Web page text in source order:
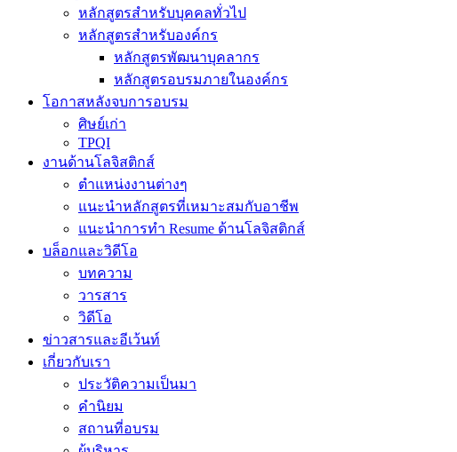
หลักสูตรสำหรับบุคคลทั่วไป
หลักสูตรสำหรับองค์กร
หลักสูตรพัฒนาบุคลากร
หลักสูตรอบรมภายในองค์กร
โอกาสหลังจบการอบรม
ศิษย์เก่า
TPQI
งานด้านโลจิสติกส์
ตำแหน่งงานต่างๆ
แนะนำหลักสูตรที่เหมาะสมกับอาชีพ
แนะนำการทำ Resume ด้านโลจิสติกส์
บล็อกและวิดีโอ
บทความ
วารสาร
วิดีโอ
ข่าวสารและอีเว้นท์
เกี่ยวกับเรา
ประวัติความเป็นมา
คำนิยม
สถานที่อบรม